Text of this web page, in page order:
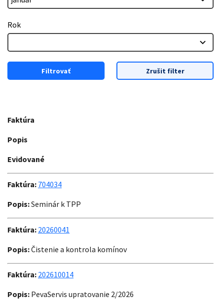
Rok
Filtrovať Zrušit filter
Faktúra
Popis
Evidované
Faktúra: 704034
Popis:Seminár k TPP
Faktúra: 20260041
Popis:Čistenie a kontrola komínov
Faktúra: 202610014
Popis: PevaServis upratovanie 2/2026